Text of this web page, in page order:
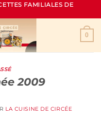
FAMILIALES DE
0
2009
LA CUISINE DE CIRCÉE